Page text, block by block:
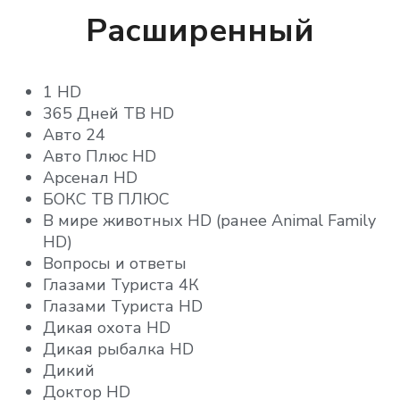
Живая планета
Мама
Моя Планета
Моя Планета HD (Планета HD)
Наука HD
РЖД ТВ
Совершенно секретно
Союз
Т24
Успех
Футбол
Вместе-РФ
Беларусь 24
Союз
Silk Way HD
24KZ HD
CGTN HD
CGTN Russian HD
CCTV-4 HD
Pro Бизнес
Беларусь 24
Союз
Silk Way HD
24KZ HD
CGTN HD
CGTN Russian HD
CCTV-4 HD
RT Doc HD
RT Spanish HD
RT Arabic HD
RT DE HD
БСТ
История
Живая планета
Наука HD
Расширенный
1 HD
365 Дней ТВ HD
Авто 24
Авто Плюс HD
Арсенал HD
БОКС ТВ ПЛЮС
В мире животных HD (ранее Animal Family
HD)
Вопросы и ответы
Глазами Туриста 4К
Глазами Туриста HD
Дикая охота HD
Дикая рыбалка HD
Дикий
Доктор HD